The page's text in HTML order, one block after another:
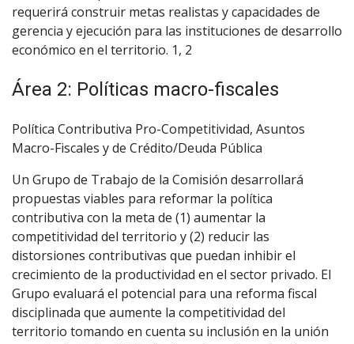
requerirá construir metas realistas y capacidades de
gerencia y ejecución para las instituciones de desarrollo
económico en el territorio. 1, 2
Área 2: Políticas macro-fiscales
Política Contributiva Pro-Competitividad, Asuntos
Macro-Fiscales y de Crédito/Deuda Pública
Un Grupo de Trabajo de la Comisión desarrollará
propuestas viables para reformar la política
contributiva con la meta de (1) aumentar la
competitividad del territorio y (2) reducir las
distorsiones contributivas que puedan inhibir el
crecimiento de la productividad en el sector privado. El
Grupo evaluará el potencial para una reforma fiscal
disciplinada que aumente la competitividad del
territorio tomando en cuenta su inclusión en la unión